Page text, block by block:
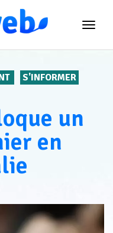
S'INFORMER
un
en